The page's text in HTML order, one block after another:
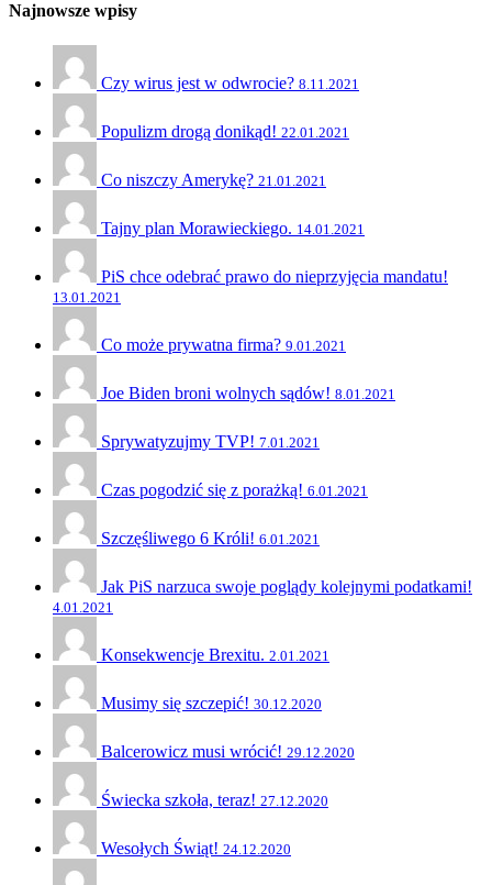
Najnowsze wpisy
Czy wirus jest w odwrocie? 8.11.2021
Populizm drogą donikąd! 22.01.2021
Co niszczy Amerykę? 21.01.2021
Tajny plan Morawieckiego. 14.01.2021
PiS chce odebrać prawo do nieprzyjęcia mandatu!
13.01.2021
Co może prywatna firma? 9.01.2021
Joe Biden broni wolnych sądów! 8.01.2021
Sprywatyzujmy TVP! 7.01.2021
Czas pogodzić się z porażką! 6.01.2021
Szczęśliwego 6 Króli! 6.01.2021
Jak PiS narzuca swoje poglądy kolejnymi podatkami!
4.01.2021
Konsekwencje Brexitu. 2.01.2021
Musimy się szczepić! 30.12.2020
Balcerowicz musi wrócić! 29.12.2020
Świecka szkoła, teraz! 27.12.2020
Wesołych Świąt! 24.12.2020